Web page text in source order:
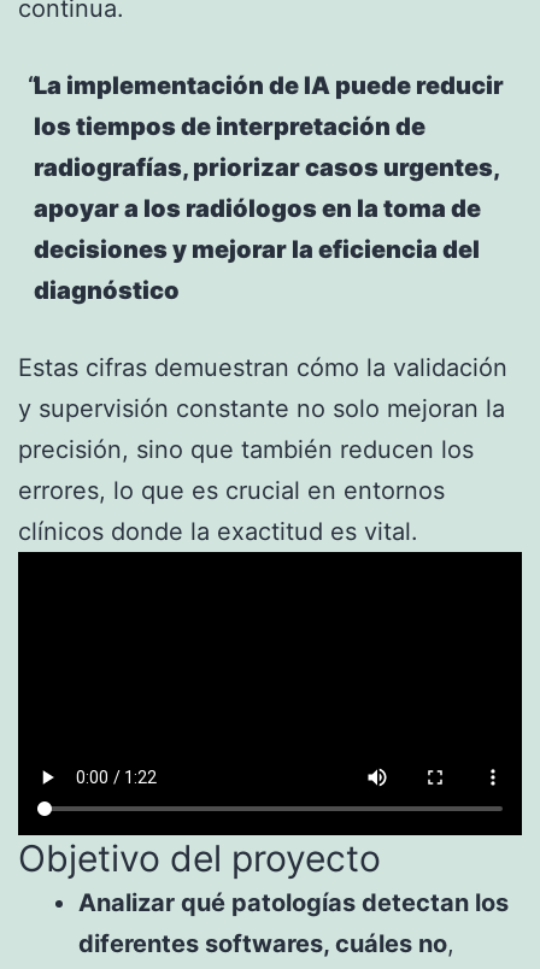
continua.
La implementación de IA puede reducir
los tiempos de interpretación de
radiografías, priorizar casos urgentes,
apoyar a los radiólogos en la toma de
decisiones y mejorar la eficiencia del
diagnóstico
Estas cifras demuestran cómo la validación
y supervisión constante no solo mejoran la
precisión, sino que también reducen los
errores, lo que es crucial en entornos
clínicos donde la exactitud es vital.
Objetivo del proyecto
Analizar qué patologías detectan los
diferentes softwares, cuáles no,